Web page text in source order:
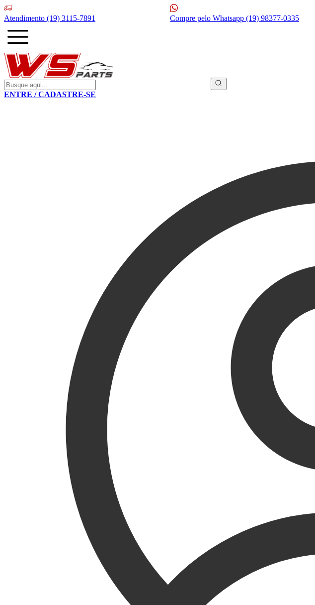
Atendimento (19) 3115-7891 Compre pelo Whatsapp (19) 98377-0335
ENTRE / CADASTRE-SE